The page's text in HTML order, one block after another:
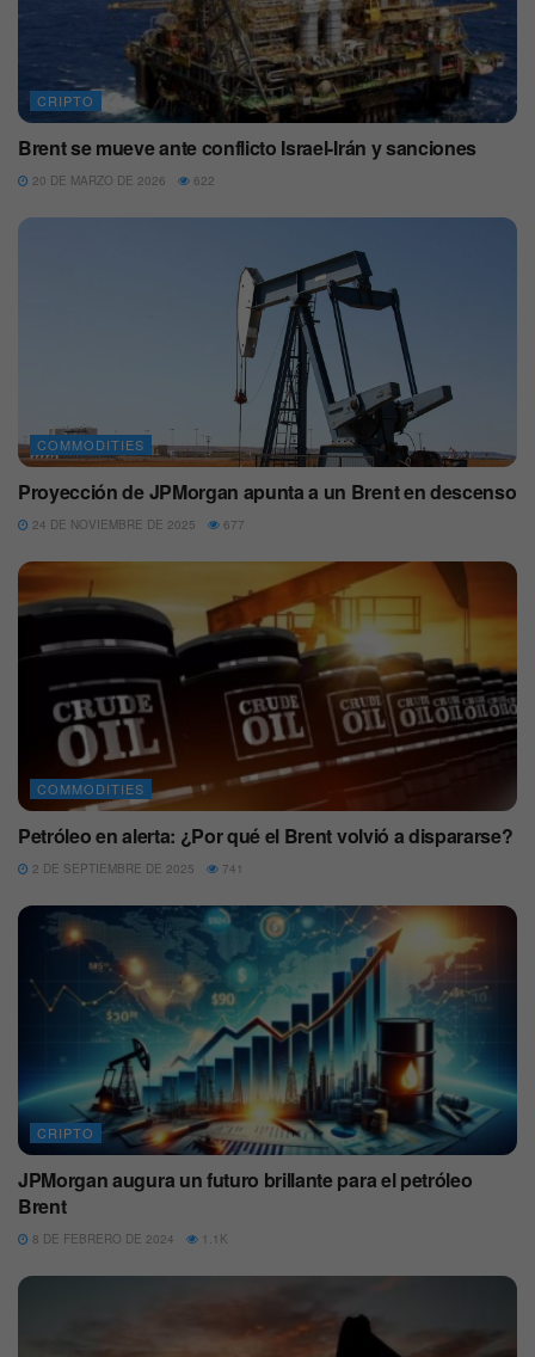
CRIPTO
Brent se mueve ante conflicto Israel-Irán y sanciones
20 DE MARZO DE 2026 622
COMMODITIES
Proyección de JPMorgan apunta a un Brent en descenso
24 DE NOVIEMBRE DE 2025 677
COMMODITIES
Petróleo en alerta: ¿Por qué el Brent volvió a dispararse?
2 DE SEPTIEMBRE DE 2025 741
CRIPTO
JPMorgan augura un futuro brillante para el petróleo
Brent
8 DE FEBRERO DE 2024 1.1K